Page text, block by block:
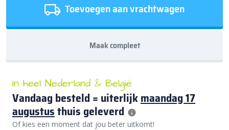
Toevoegen aan vrachtwagen
Maak compleet
In heel Nederland & België
Vandaag besteld = uiterlijkmaandag 17
augustusthuis geleverd
Of kies een moment dat jou beter uitkomt!